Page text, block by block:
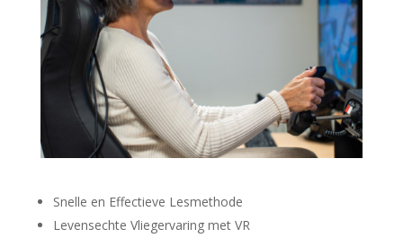
Snelle en Effectieve Lesmethode
Levensechte Vliegervaring met VR